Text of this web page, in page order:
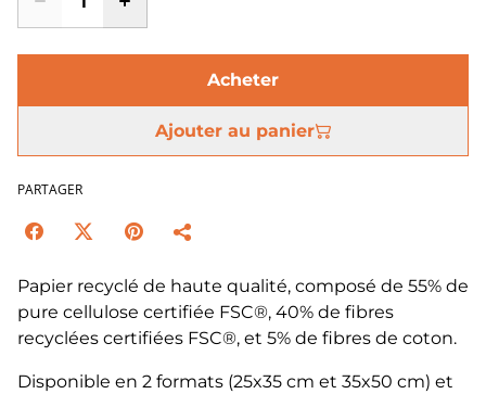
Acheter
Ajouter au panier
PARTAGER
Papier recyclé de haute qualité, composé de 55% de
pure cellulose certifiée FSC®, 40% de fibres
recyclées certifiées FSC®, et 5% de fibres de coton.
Disponible en 2 formats (25x35 cm et 35x50 cm) et